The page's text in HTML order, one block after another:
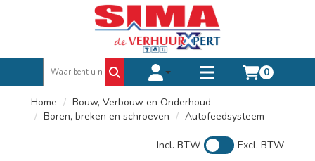
Toggle account dropdown
Toggle
menu
0
Home
Bouw, Verbouw en Onderhoud
Boren, breken en schroeven
Autofeedsysteem
Incl. BTW Excl. BTW